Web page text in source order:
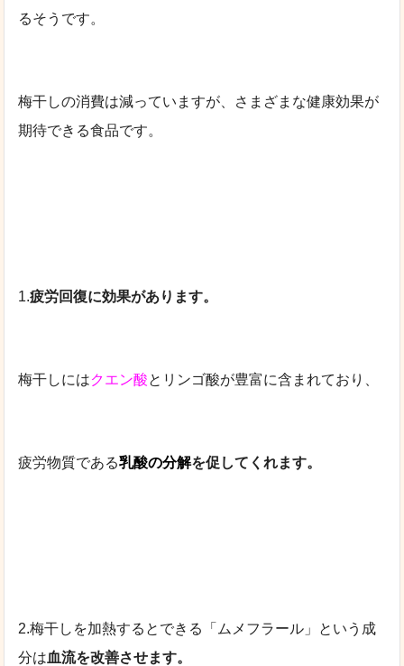
るそうです。
梅干しの消費は減っていますが、さまざまな健康効果が
期待できる食品です。
1.疲労回復に効果があります。
梅干しにはクエン酸とリンゴ酸が豊富に含まれており、
疲労物質である乳酸の分解を促してくれます。
2.梅干しを加熱するとできる「ムメフラール」という成
分は血流を改善させます。